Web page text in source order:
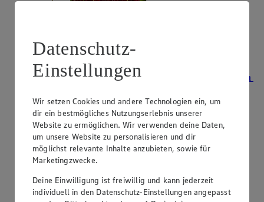
Angebot:Unsere Heimat Bio Bioland-Zwetschgen
2.99
Festpreis von 2.99€
aus Süddeutschland, Klasse II, 500 g, (1 kg = 5,98)
Datenschutz-
Einstellungen
Wir setzen Cookies und andere Technologien ein, um
dir ein bestmögliches Nutzungserlebnis unserer
Website zu ermöglichen. Wir verwenden deine Daten,
um unsere Website zu personalisieren und dir
möglichst relevante Inhalte anzubieten, sowie für
Marketingzwecke.
Deine Einwilligung ist freiwillig und kann jederzeit
individuell in den Datenschutz-Einstellungen angepasst